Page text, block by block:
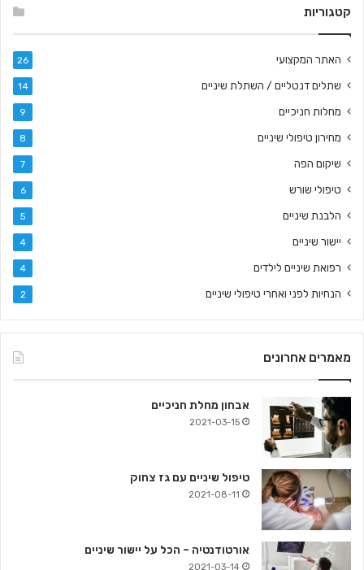
קטגוריות
האתר המקצועי 26
שתלים דנטליים / השתלת שיניים 14
מחלות חניכיים 9
מחירון טיפולי שיניים 8
שיקום הפה 7
טיפולי שורש 6
הלבנת שיניים 5
יישור שיניים 4
רפואת שיניים לילדים 4
הנחיות לפני ואחרי טיפולי שיניים 2
מאמרים אחרונים
אבחון מחלת חניכיים
2021-03-15
טיפול שיניים עם גז צחוק
2021-08-11
אורטודנטיה – הכל על יישור שיניים
2021-03-14